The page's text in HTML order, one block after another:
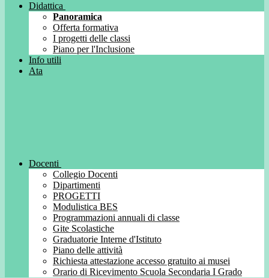
Didattica
Panoramica
Offerta formativa
I progetti delle classi
Piano per l'Inclusione
Info utili
Ata
Docenti
Collegio Docenti
Dipartimenti
PROGETTI
Modulistica BES
Programmazioni annuali di classe
Gite Scolastiche
Graduatorie Interne d'Istituto
Piano delle attività
Richiesta attestazione accesso gratuito ai musei
Orario di Ricevimento Scuola Secondaria I Grado